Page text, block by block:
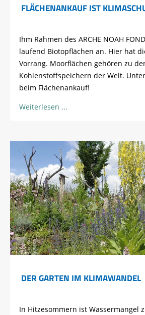
FLÄCHENANKAUF IST
Ihm Rahmen des ARCHE NOAH
laufend Biotopflächen an. Hier hat
Vorrang. Moorflächen gehören zu
Kohlenstoffspeichern der Welt.
beim Flächenankauf!
Weiterlesen
DER GARTEN IM KLIMAWANDEL
In Hitzesommern ist Wassermangel